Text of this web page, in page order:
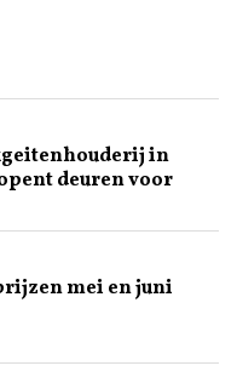
in
deuren voor
mei en juni